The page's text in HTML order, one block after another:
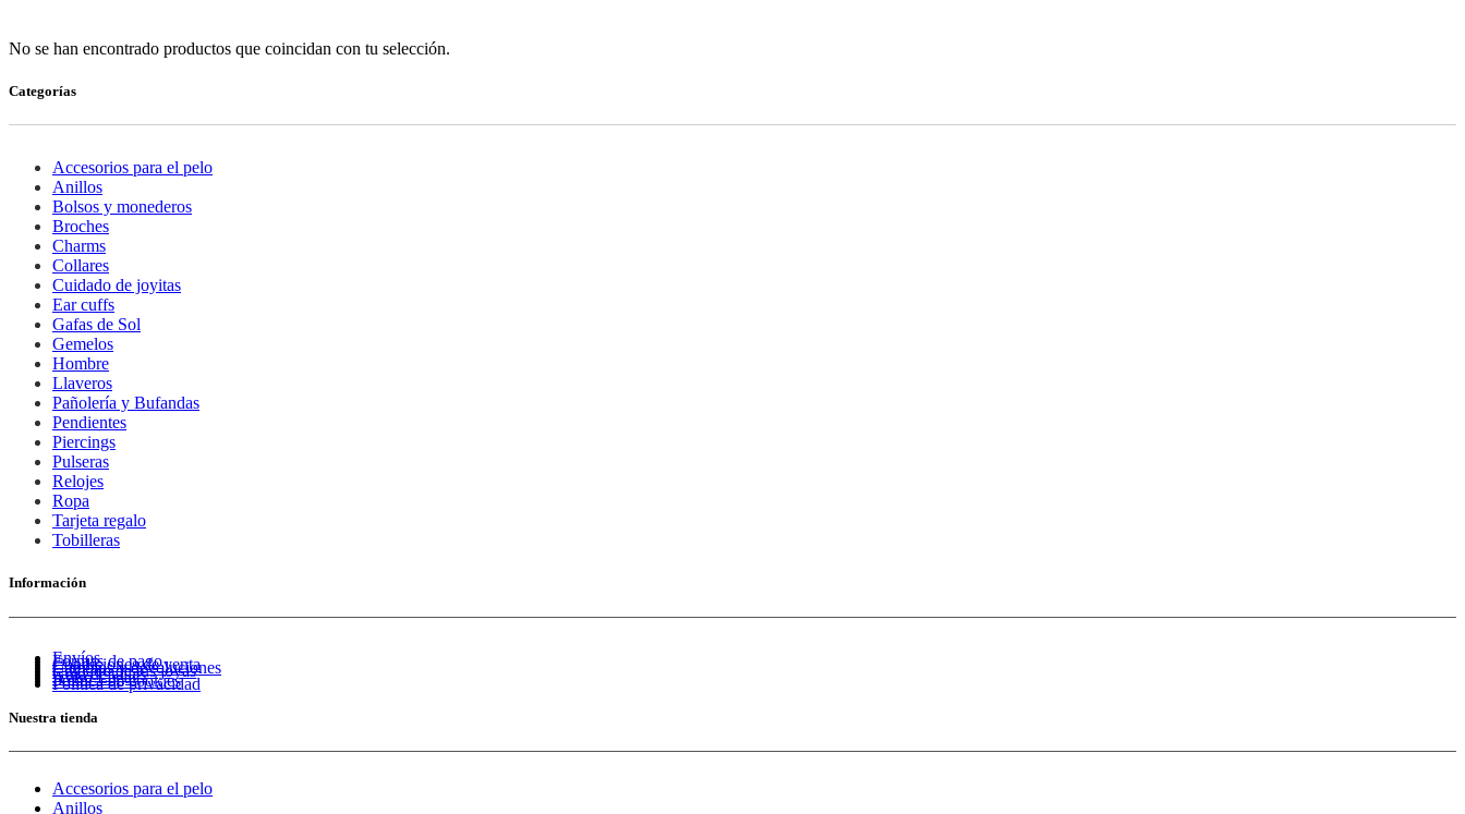
No se han encontrado productos que coincidan con tu selección.
Categorías
Accesorios para el pelo
Anillos
Bolsos y monederos
Broches
Charms
Collares
Cuidado de joyitas
Ear cuffs
Gafas de Sol
Gemelos
Hombre
Llaveros
Pañolería y Bufandas
Pendientes
Piercings
Pulseras
Relojes
Ropa
Tarjeta regalo
Tobilleras
Información
Envíos
Formas de pago
Condiciones de venta
Cambios y devoluciones
Cuidado de tus joyas
Guía de tallas
Aviso Legal
Política de cookies
Política de privacidad
Nuestra tienda
Accesorios para el pelo
Anillos